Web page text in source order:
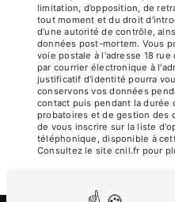
limitation, d’opposition, de
tout moment et du droit
d’une autorité de contrôle,
données post-mortem. Vous
voie postale à l'adresse 18 rue
par courrier électronique à
justificatif d'identité pourra
conservons vos données
contact puis pendant la durée
probatoires et de gestion des
de vous inscrire sur la liste
téléphonique, disponible à
Consultez le site cnil.fr pour